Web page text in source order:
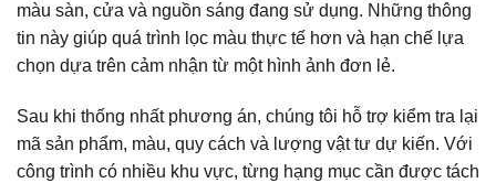
màu sàn, cửa và nguồn sáng đang sử dụng. Những thông
tin này giúp quá trình lọc màu thực tế hơn và hạn chế lựa
chọn dựa trên cảm nhận từ một hình ảnh đơn lẻ.
Sau khi thống nhất phương án, chúng tôi hỗ trợ kiểm tra lại
mã sản phẩm, màu, quy cách và lượng vật tư dự kiến. Với
công trình có nhiều khu vực, từng hạng mục cần được tách